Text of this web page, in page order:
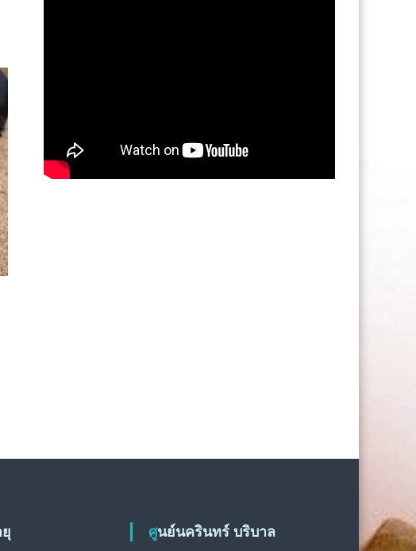
ศูนย์นครินทร์ บริบาล